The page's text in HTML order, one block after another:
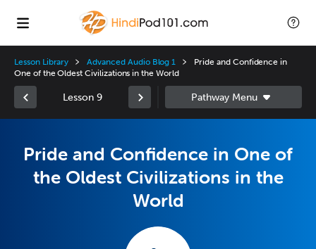
Lesson Library Advanced Audio Blog 1
Pride and Confidence in
One of the Oldest Civilizations in the World
Lesson 9
Pride and Confidence in One of
the Oldest Civilizations in the
World